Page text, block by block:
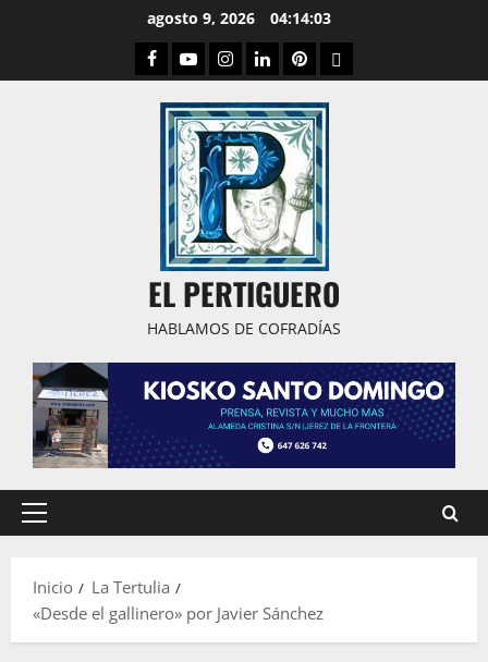
agosto 9, 2026 04:14:04
Facebook
YoutubeInstagram
LinkedPinterestDribbble
EL PERTIGUERO
HABLAMOS DE COFRADÍAS
Menú
Inicio
La Tertulia
«Desde el gallinero» por Javier Sánchez